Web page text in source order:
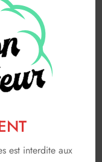
est interdite aux